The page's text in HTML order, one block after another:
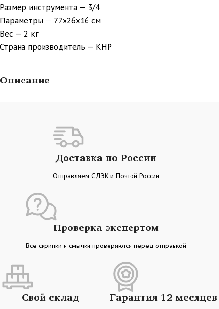
Размер инструмента — 3/4
Параметры — 77х26х16 см
Вес — 2 кг
Страна производитель — КНР
Описание
Доставка по России
Отправляем СДЭК и Почтой России
Проверка экспертом
Все скрипки и смычки проверяются перед отправкой
Свой склад Гарантия 12 месяцев